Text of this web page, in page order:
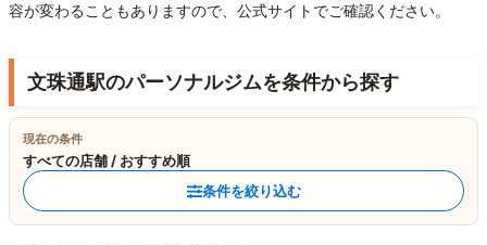
容が変わることもありますので、公式サイトでご確認ください。
文珠通駅のパーソナルジムを条件から探す
現在の条件
すべての店舗 / おすすめ順
条件を絞り込む